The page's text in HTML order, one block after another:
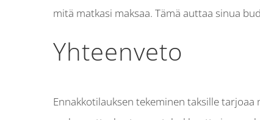
mitä matkasi maksaa. Tämä auttaa sinua
Yhteenveto
Ennakkotilauksen tekeminen taksille